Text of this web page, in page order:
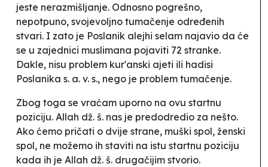
jeste nerazmišljanje. Odnosno pogrešno,
nepotpuno, svojevoljno tumačenje određenih
stvari. I zato je Poslanik alejhi selam najavio da će
se u zajednici muslimana pojaviti 72 stranke.
Dakle, nisu problem kur'anski ajeti ili hadisi
Poslanika s. a. v. s., nego je problem tumačenje.
Zbog toga se vraćam uporno na ovu startnu
poziciju. Allah dž. š. nas je predodredio za nešto.
Ako ćemo pričati o dvije strane, muški spol, ženski
spol, ne možemo ih staviti na istu startnu poziciju
kada ih je Allah dž. š. drugačijim stvorio.